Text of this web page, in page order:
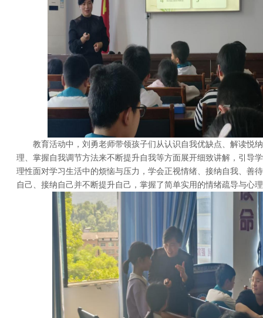
教育活动中，刘勇老师带领孩子们从认识自我优缺点、解读悦
理、掌握自我调节方法来不断提升自我等方面展开细致讲解，引导
理性面对学习生活中的烦恼与压力，学会正视情绪、接纳自我、善
自己、接纳自己并不断提升自己，掌握了简单实用的情绪疏导与心